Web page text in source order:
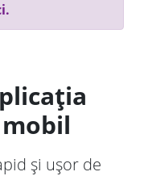
și ușor de